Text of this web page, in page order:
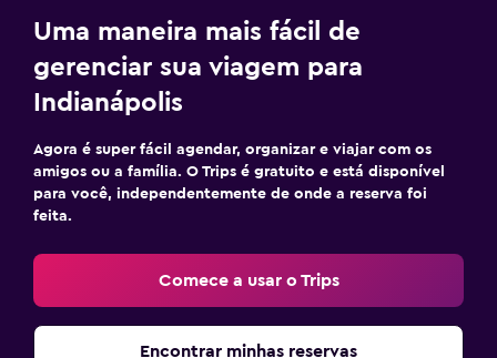
Uma maneira mais fácil de
gerenciar sua viagem para
Indianápolis
Agora é super fácil agendar, organizar e viajar com os
amigos ou a família. O Trips é gratuito e está disponível
para você, independentemente de onde a reserva foi
feita.
Comece a usar o Trips
Encontrar minhas reservas